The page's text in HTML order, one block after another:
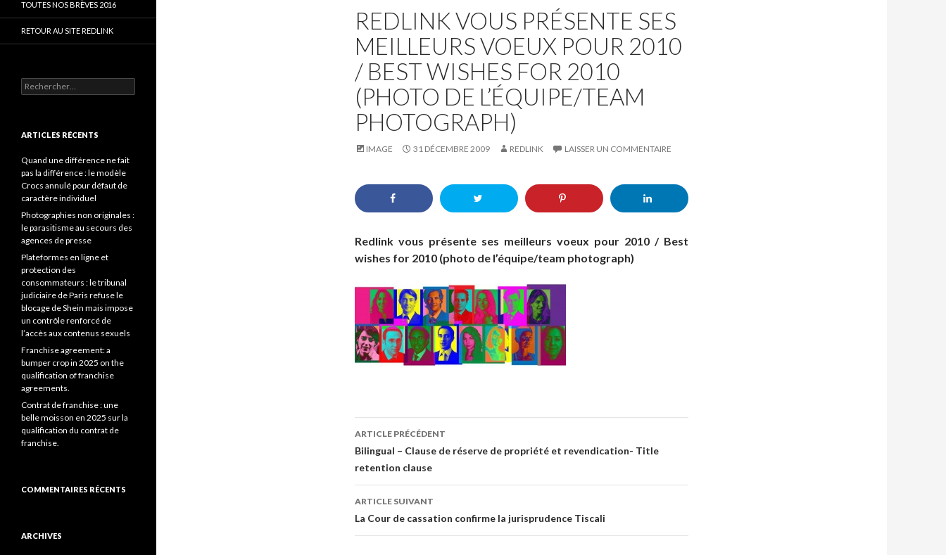
REDLINK VOUS PRÉSENTE SES
MEILLEURS VOEUX POUR 2010
/ BEST WISHES FOR 2010
(PHOTO DE L’ÉQUIPE/TEAM
PHOTOGRAPH)
IMAGE 31 DÉCEMBRE 2009 REDLINK LAISSER UN COMMENTAIRE
Redlink vous présente ses meilleurs voeux pour 2010 / Best
wishes for 2010 (photo de l’équipe/team photograph)
Navigation
des
articles
ARTICLE PRÉCÉDENT
Bilingual – Clause de réserve de propriété et revendication- Title
retention clause
ARTICLE SUIVANT
La Cour de cassation confirme la jurisprudence Tiscali
TOUTES NOS BRÈVES 2016
RETOUR AU SITE REDLINK
Rechercher :
ARTICLES RÉCENTS
Quand une différence ne fait
pas la différence : le modèle
Crocs annulé pour défaut de
caractère individuel
Photographies non originales :
le parasitisme au secours des
agences de presse
Plateformes en ligne et
protection des
consommateurs : le tribunal
judiciaire de Paris refuse le
blocage de Shein mais impose
un contrôle renforcé de
l’accès aux contenus sexuels
Franchise agreement: a
bumper crop in 2025 on the
qualification of franchise
agreements.
Contrat de franchise : une
belle moisson en 2025 sur la
qualification du contrat de
franchise.
COMMENTAIRES RÉCENTS
ARCHIVES